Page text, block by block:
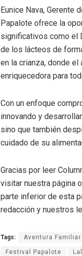
Eunice Nava, Gerente
Papalote ofrece la
significativos como el
de los lácteos de
en la crianza, donde el
enriquecedora para
Con un enfoque
innovando y
sino que también
cuidado de su
Gracias por leer
visitar nuestra página
parte inferior de esta
redacción y nuestros
Tags: Aventura Familiar
Festival Papalote